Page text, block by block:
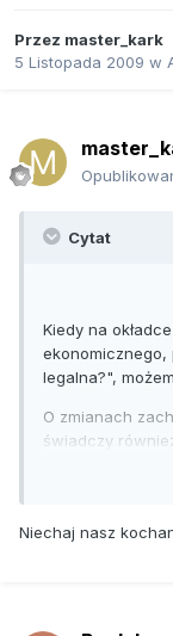
Przez master_kark
5 Listopada 2009 w
Cytat
Kiedy na
ekonomicznego,
legalna?",
O zmianach
świadczy
Baracka
dla celów
Niechaj nasz